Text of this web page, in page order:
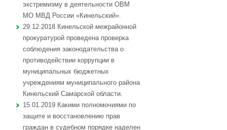
экстремизму в деятельности ОВМ
МО МВД России «Кинельский».
29.12.2018 Кинельской межрайонной
прокуратурой проведена проверка
соблюдения законодательства о
противодействии коррупции в
муниципальных бюджетных
учреждениям муниципального района
Кинельский Самарской области.
15.01.2019 Какими полномочиями по
защите и восстановлению прав
граждан в судебном порядке наделен